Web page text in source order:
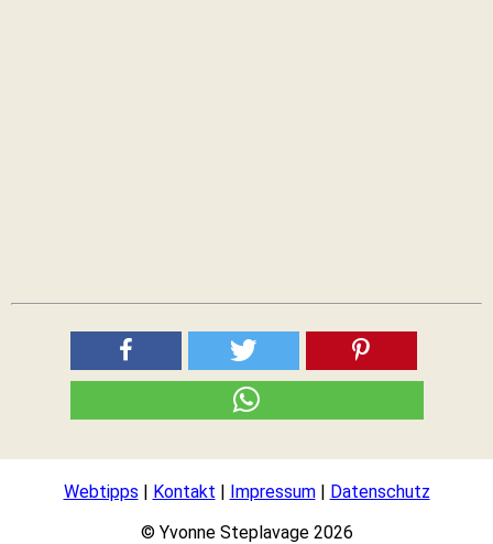
Webtipps | Kontakt | Impressum| Datenschutz
© Yvonne Steplavage 2026